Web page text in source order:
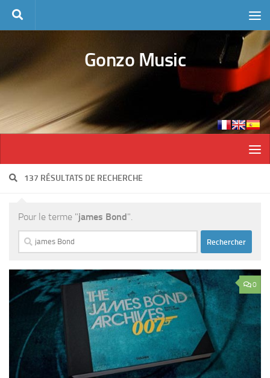
Skip to content
Gonzo Music
137 RÉSULTATS DE RECHERCHE
Pour le terme "james Bond".
Rechercher :
0